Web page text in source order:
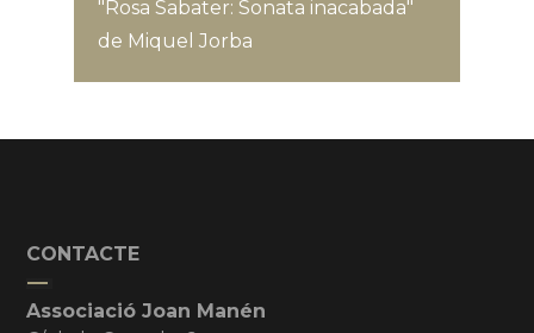
"Rosa Sabater: Sonata inacabada"
de Miquel Jorba
CONTACTE
Associació Joan Manén